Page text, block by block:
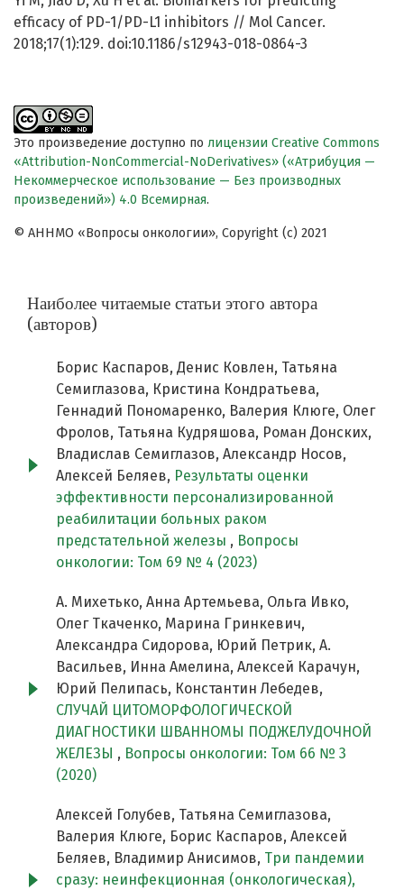
efficacy of PD-1/PD-L1 inhibitors // Mol Cancer.
2018;17(1):129. doi:10.1186/s12943-018-0864-3
Это произведение доступно по лицензии Creative Commons
«Attribution-NonCommercial-NoDerivatives» («Атрибуция —
Некоммерческое использование — Без производных
произведений») 4.0 Всемирная.
© АННМО «Вопросы онкологии», Copyright (c) 2021
Наиболее читаемые статьи этого автора
(авторов)
Борис Каспаров, Денис Ковлен, Татьяна
Семиглазова, Кристина Кондратьева,
Геннадий Пономаренко, Валерия Клюге, Олег
Фролов, Татьяна Кудряшова, Роман Донских,
Владислав Семиглазов, Александр Носов,
Алексей Беляев, Результаты оценки
эффективности персонализированной
реабилитации больных раком
предстательной железы , Вопросы
онкологии: Том 69 № 4 (2023)
А. Михетько, Анна Артемьева, Ольга Ивко,
Олег Ткаченко, Марина Гринкевич,
Александра Сидорова, Юрий Петрик, А.
Васильев, Инна Амелина, Алексей Карачун,
Юрий Пелипась, Константин Лебедев,
СЛУЧАЙ ЦИТОМОРФОЛОГИЧЕСКОЙ
ДИАГНОСТИКИ ШВАННОМЫ ПОДЖЕЛУДОЧНОЙ
ЖЕЛЕЗЫ , Вопросы онкологии: Том 66 № 3
(2020)
Алексей Голубев, Татьяна Семиглазова,
Валерия Клюге, Борис Каспаров, Алексей
Беляев, Владимир Анисимов, Три пандемии
сразу: неинфекционная (онкологическая),